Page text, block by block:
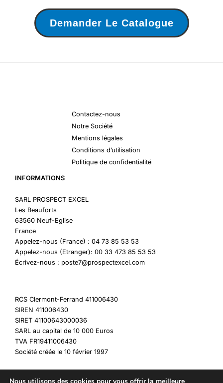
Demander Le Catalogue
Contactez-nous
Notre Société
Mentions légales
Conditions d’utilisation
Politique de confidentialité
INFORMATIONS
SARL PROSPECT EXCEL
Les Beauforts
63560 Neuf-Eglise
France
Appelez-nous (France) : 04 73 85 53 53
Appelez-nous (Etranger): 00 33 473 85 53 53
Écrivez-nous : poste7@prospectexcel.com
RCS Clermont-Ferrand 411006430
SIREN 411006430
SIRET 41100643000036
SARL au capital de 10 000 Euros
TVA FR19411006430
Société créée le 10 février 1997